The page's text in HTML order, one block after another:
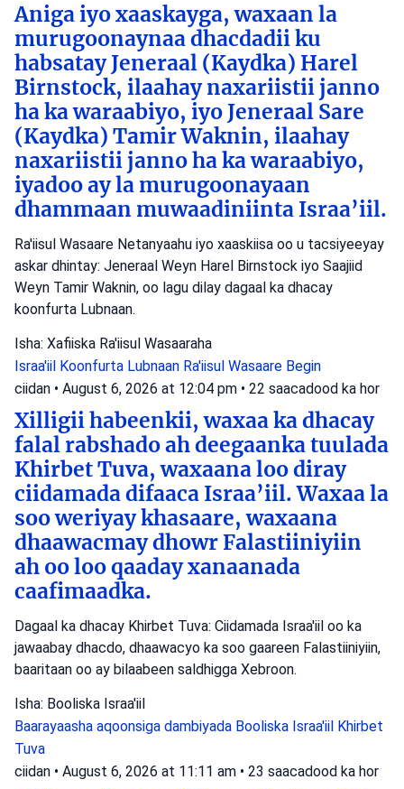
Aniga iyo xaaskayga, waxaan la
murugoonaynaa dhacdadii ku
habsatay Jeneraal (Kaydka) Harel
Birnstock, ilaahay naxariistii janno
ha ka waraabiyo, iyo Jeneraal Sare
(Kaydka) Tamir Waknin, ilaahay
naxariistii janno ha ka waraabiyo,
iyadoo ay la murugoonayaan
dhammaan muwaadiniinta Israa’iil.
Ra'iisul Wasaare Netanyaahu iyo xaaskiisa oo u tacsiyeeyay
askar dhintay: Jeneraal Weyn Harel Birnstock iyo Saajiid
Weyn Tamir Waknin, oo lagu dilay dagaal ka dhacay
koonfurta Lubnaan.
Isha: Xafiiska Ra'iisul Wasaaraha
Israa'iil Koonfurta Lubnaan Ra'iisul Wasaare Begin
ciidan • August 6, 2026 at 12:04 pm • 22 saacadood ka hor
Xilligii habeenkii, waxaa ka dhacay
falal rabshado ah deegaanka tuulada
Khirbet Tuva, waxaana loo diray
ciidamada difaaca Israa’iil. Waxaa la
soo weriyay khasaare, waxaana
dhaawacmay dhowr Falastiiniyiin
ah oo loo qaaday xanaanada
caafimaadka.
Dagaal ka dhacay Khirbet Tuva: Ciidamada Israa'iil oo ka
jawaabay dhacdo, dhaawacyo ka soo gaareen Falastiiniyiin,
baaritaan oo ay bilaabeen saldhigga Xebroon.
Isha: Booliska Israa'iil
Baarayaasha aqoonsiga dambiyada Booliska Israa'iil Khirbet
Tuva
ciidan • August 6, 2026 at 11:11 am • 23 saacadood ka hor